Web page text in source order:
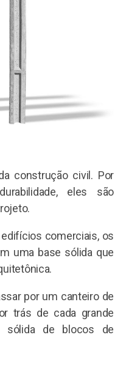
construção civil. Por
eles são
comerciais, os
uma base sólida que
por um canteiro de
trás de cada grande
sólida de blocos de